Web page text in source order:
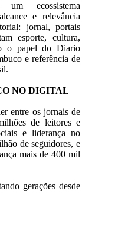
ecossistema
e relevância
jornal, portais
esporte, cultura,
o papel do Diario
e referência de
NO DIGITAL
entre os jornais de
de leitores e
e liderança no
de seguidores, e
mais de 400 mil
gerações desde